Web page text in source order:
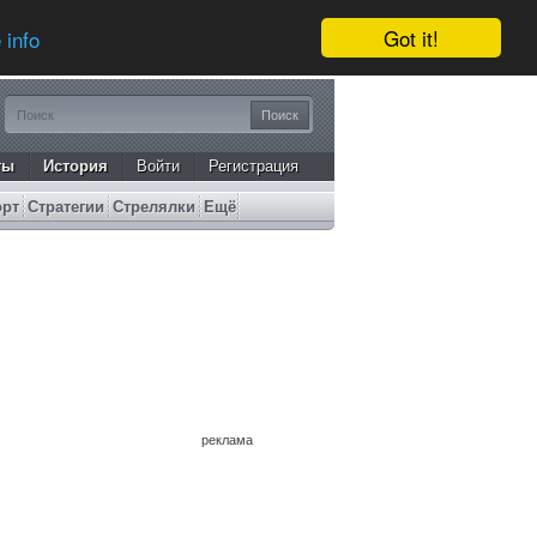
Got it!
info
История Войти Регистрация
Стратегии Стрелялки Ещё
реклама